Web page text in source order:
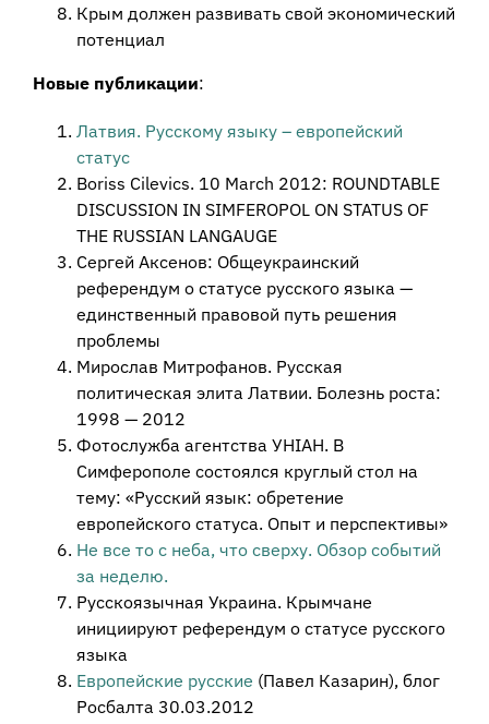
Крым должен развивать свой экономический
потенциал
Новые публикации:
Латвия. Русскому языку – европейский
статус
Boriss Cilevics. 10 March 2012: ROUNDTABLE
DISCUSSION IN SIMFEROPOL ON STATUS OF
THE RUSSIAN LANGAUGE
Сергей Аксенов: Общеукраинский
референдум о статусе русского языка —
единственный правовой путь решения
проблемы
Мирослав Митрофанов. Русская
политическая элита Латвии. Болезнь роста:
1998 — 2012
Фотослужба агентства УНІАН. В
Симферополе состоялся круглый стол на
тему: «Русский язык: обретение
европейского статуса. Опыт и перспективы»
Не все то с неба, что сверху. Обзор событий
за неделю.
Русскоязычная Украина. Крымчане
инициируют референдум о статусе русского
языка
Европейские русские (Павел Казарин), блог
Росбалта 30.03.2012